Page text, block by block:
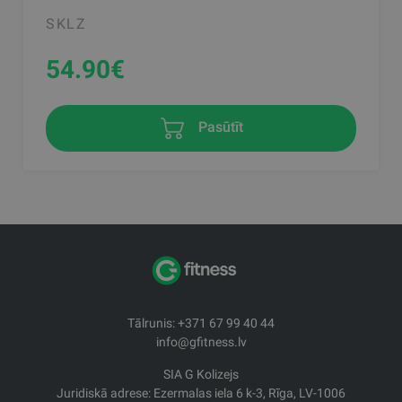
SKLZ
54.90€
Pasūtīt
Tālrunis: +371 67 99 40 44
info@gfitness.lv
SIA G Kolizejs
Juridiskā adrese: Ezermalas iela 6 k-3, Rīga, LV-1006